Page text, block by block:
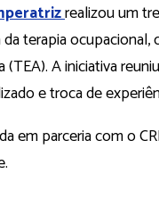
realizou um
da terapia
A iniciativa
e troca de
em parceria com o